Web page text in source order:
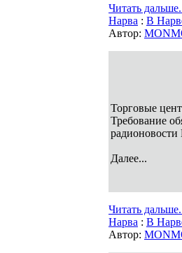
Читать
Нарва : В
Автор:
Торговые
Требование
радионовости
Далее...
Читать
Нарва : В
Автор: